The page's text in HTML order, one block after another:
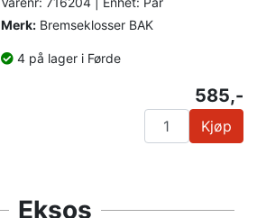
Merk: Bremseklosser BAK
4 på lager i Førde
585,-
Kjøp
Eksos